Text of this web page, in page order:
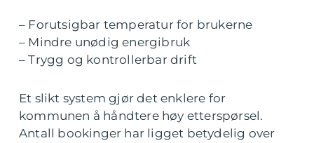
– Forutsigbar temperatur for brukerne
– Mindre unødig energibruk
– Trygg og kontrollerbar drift
Et slikt system gjør det enklere for
kommunen å håndtere høy etterspørsel.
Antall bookinger har ligget betydelig over